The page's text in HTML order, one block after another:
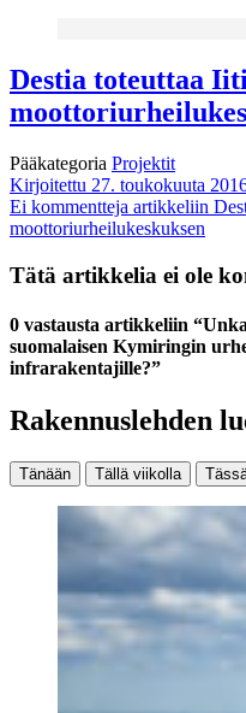
Destia toteuttaa
Pääkategoria Projektit
Kirjoitettu 27. toukokuuta
Ei kommentteja artikkeliin
moottoriurheilukeskuksen
Tätä artikkelia ei ole
0 vastausta artikkeliin
suomalaisen Kymiringin
infrarakentajille?”
Rakennuslehden
Tänään Tällä viikolla